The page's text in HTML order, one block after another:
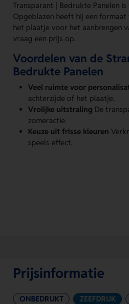
Transparant | Bedrukte Panelen
Opgeblazen heeft hij een
het plaatje voor het aanbrengen
vraag een prijs op.
Voordelen van de
Bedrukte Panelen
Veel ruimte voor
achterzijde of het plaatje.
Vrolijke uitstraling De
zomeractie.
Keuze uit frisse kleuren
speels effect.
Prijsinformatie
ONBEDRUKT ZEEFDRUK